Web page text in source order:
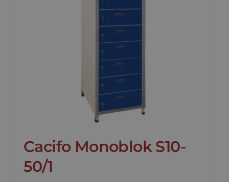
Cacifo Monoblok S10-
50/1